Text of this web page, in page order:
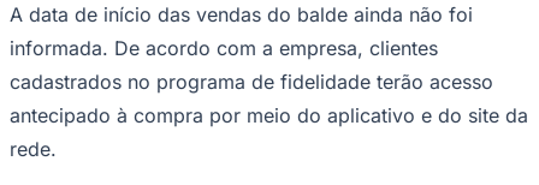
A data de início das vendas do balde ainda não foi
informada. De acordo com a empresa, clientes
cadastrados no programa de fidelidade terão acesso
antecipado à compra por meio do aplicativo e do site da
rede.